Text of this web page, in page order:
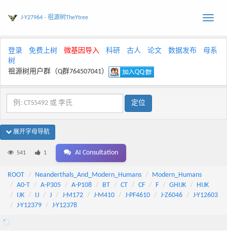
Toggle
J-Y27964 - 祖源树TheYtree
登录 免费上树 微基因导入 科研 古人 论文 数据发布
母系
树
祖源树用户群（Q群764507041）
展开字母导航
541 1 AI Consultation
ROOT Neanderthals_And_Modern_Humans
Modern_Humans
A0-T
A-P305 A-P108 BT CT CF F GHIJK
HIJK
IJK
IJ J J-M172 J-M410 J-PF4610 J-Z6046
J-Y12603
J-Y12379
J-Y12378